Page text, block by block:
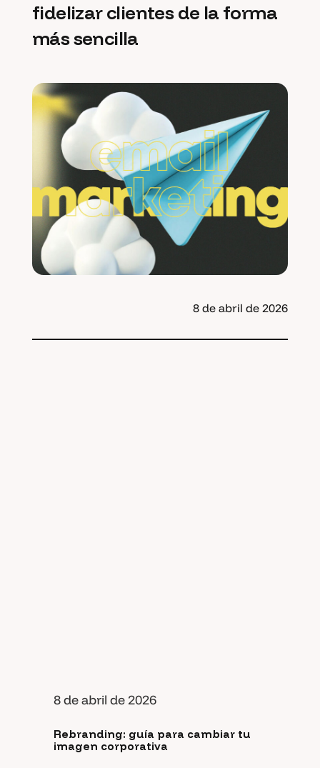
fidelizar clientes de la forma
más sencilla
8 de abril de 2026
8 de abril de 2026
Rebranding: guía para cambiar tu
imagen corporativa